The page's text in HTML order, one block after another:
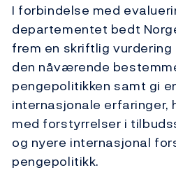
I forbindelse med
departementet bedt
frem en skriftlig
den nåværende
pengepolitikken samt gi
internasjonale erfaringer,
med forstyrrelser i
og nyere internasjonal
pengepolitikk.